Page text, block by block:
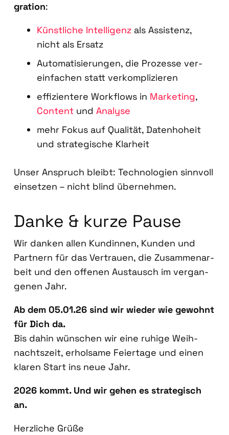
gra­ti­on:
Künst­li­che Intel­li­genz als Assis­tenz,
nicht als Ersatz
Auto­ma­ti­sie­run­gen, die Pro­zes­se ver­
ein­fa­chen statt ver­kom­pli­zie­ren
effi­zi­en­te­re Work­flows in Mar­ke­ting,
Con­tent und Ana­ly­se
mehr Fokus auf Qua­li­tät, Daten­ho­heit
und stra­te­gi­sche Klar­heit
Unser Anspruch bleibt: Tech­no­lo­gien sinn­voll
ein­set­zen – nicht blind über­neh­men.
Dan­ke & kur­ze Pau­se
Wir dan­ken allen Kun­din­nen, Kun­den und
Part­nern für das Ver­trau­en, die Zusam­men­ar­
beit und den offe­nen Aus­tausch im ver­gan­
ge­nen Jahr.
Ab dem 05.01.26 sind wir wie­der wie gewohnt
für Dich da.
Bis dahin wün­schen wir eine ruhi­ge Weih­
nachts­zeit, erhol­sa­me Fei­er­ta­ge und einen
kla­ren Start ins neue Jahr.
2026 kommt. Und wir gehen es stra­te­gisch
an.
Herz­li­che Grü­ße